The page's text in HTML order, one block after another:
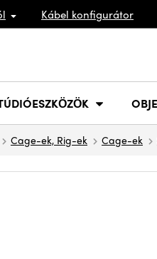
Kábel konfigurátor
Cage-ek, Rig-ek Cage-ek